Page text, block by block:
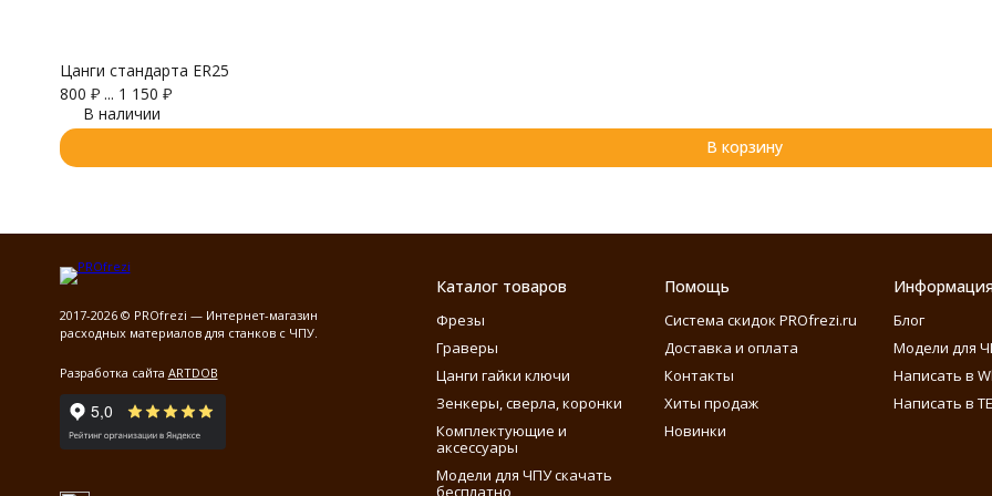
Цанги стандарта ER25
800 ₽... 1 150 ₽
В наличии
В корзину
2017-2026 © PROfrezi — Интернет-магазин
расходных материалов для станков с ЧПУ.
Разработка сайта ARTDOB
Каталог товаров
Фрезы
Граверы
Цанги гайки ключи
Зенкеры, сверла, коронки
Комплектующие и
аксессуары
Модели для ЧПУ скачать
бесплатно
Помощь
Система скидок PROfrezi.ru
Доставка и оплата
Контакты
Хиты продаж
Новинки
Блог
Модели для
Написать в
Написать в